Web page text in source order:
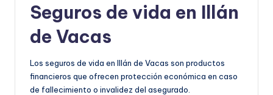
Seguros de vida en Illán
de Vacas
Los seguros de vida en Illán de Vacas son productos
financieros que ofrecen protección económica en caso
de fallecimiento o invalidez del asegurado.